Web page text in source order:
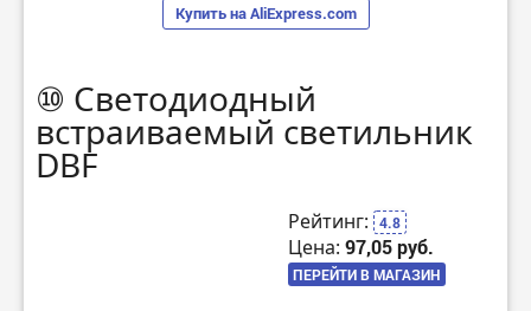
Купить на AliExpress.com
⑩ Светодиодный
встраиваемый светильник
DBF
Рейтинг: 4.8
Цена: 97,05 руб.
ПЕРЕЙТИ В МАГАЗИН